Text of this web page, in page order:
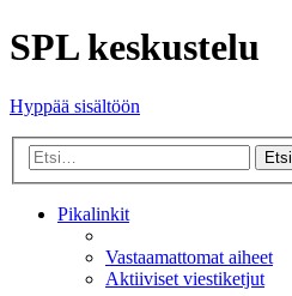
SPL keskustelu
Hyppää sisältöön
Etsi
Pikalinkit
Vastaamattomat aiheet
Aktiiviset viestiketjut